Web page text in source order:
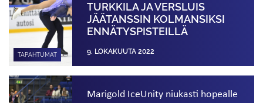
TAPAHTUMAT
TURKKILA JA VERSLUIS
JÄÄTANSSIN KOLMANSIKSI
ENNÄTYS­PISTEILLÄ
9. LOKAKUUTA 2022
Marigold IceUnity niukasti hopealle